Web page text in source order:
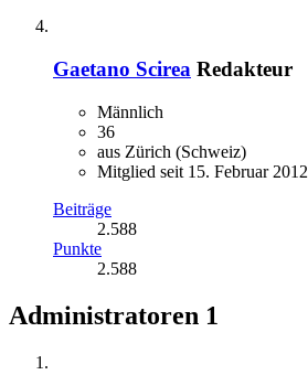
Gaetano Scirea Redakteur
Männlich
36
aus Zürich (Schweiz)
Mitglied seit 15. Februar 2012
Beiträge
2.588
Punkte
2.588
Administratoren 1